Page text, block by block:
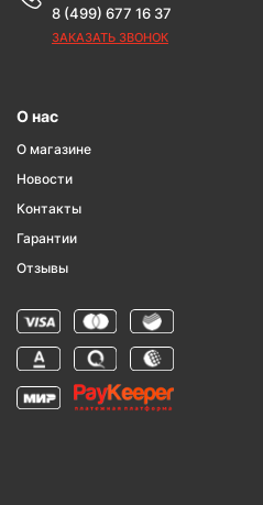
8 (499) 677 16 37
ЗАКАЗАТЬ ЗВОНОК
О нас
О магазине
Новости
Контакты
Гарантии
Отзывы